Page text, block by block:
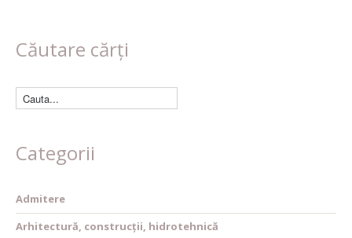
Căutare cărți
Categorii
Admitere
Arhitectură, construcții, hidrotehnică